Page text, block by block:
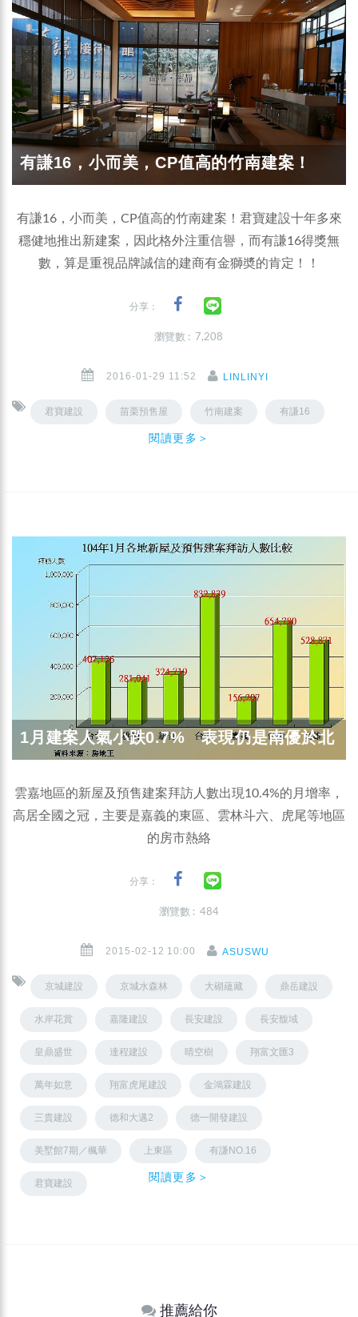
有謙16，小而美，CP值高的竹南建案！
有謙16，小而美，CP值高的竹南建案！君寶建設十年多來
穩健地推出新建案，因此格外注重信譽，而有謙16得獎無
數，算是重視品牌誠信的建商有金獅奬的肯定！！
分享：
瀏覽數 : 7,208
2016-01-29 11:52 LINLINYI
君寶建設 苗栗預售屋 竹南建案 有謙16
閱讀更多＞
1月建案人氣小跌0.7% 表現仍是南優於北
雲嘉地區的新屋及預售建案拜訪人數出現10.4%的月增率，
高居全國之冠，主要是嘉義的東區、雲林斗六、虎尾等地區
的房市熱絡
分享：
瀏覽數 : 484
2015-02-12 10:00 ASUSWU
京城建設 京城水森林 大砌蘊藏 鼎岳建設
水岸花賞 嘉隆建設 長安建設 長安馥域
皇鼎盛世 達程建設 晴空樹 翔富文匯3
萬年如意 翔富虎尾建設 金鴻霖建設
三貴建設 德和大邁2 德一開發建設
美墅館7期／楓華 上東區 有謙NO.16
君寶建設 閱讀更多＞
推薦給你